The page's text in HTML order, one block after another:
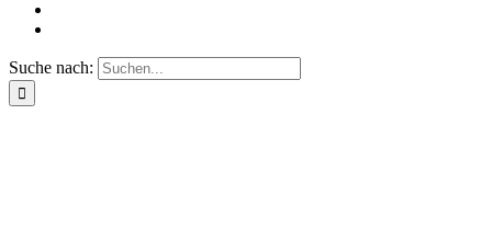
Suche nach: